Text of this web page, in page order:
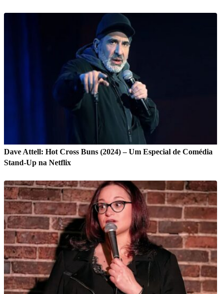
Dave Attell: Hot Cross Buns (2024) – Um Especial de Comédia
Stand-Up na Netflix